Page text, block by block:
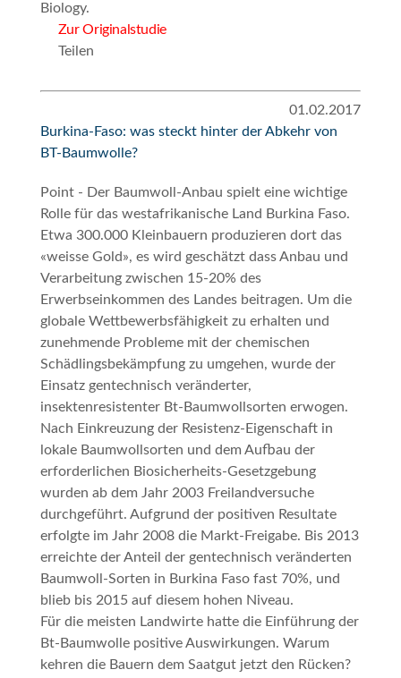
Biology.
Zur Originalstudie
Teilen
01.02.2017
Burkina-Faso: was steckt hinter der Abkehr von
BT-Baumwolle?
Point - Der Baumwoll-Anbau spielt eine wichtige
Rolle für das westafrikanische Land Burkina Faso.
Etwa 300.000 Kleinbauern produzieren dort das
«weisse Gold», es wird geschätzt dass Anbau und
Verarbeitung zwischen 15-20% des
Erwerbseinkommen des Landes beitragen. Um die
globale Wettbewerbsfähigkeit zu erhalten und
zunehmende Probleme mit der chemischen
Schädlingsbekämpfung zu umgehen, wurde der
Einsatz gentechnisch veränderter,
insektenresistenter Bt-Baumwollsorten erwogen.
Nach Einkreuzung der Resistenz-Eigenschaft in
lokale Baumwollsorten und dem Aufbau der
erforderlichen Biosicherheits-Gesetzgebung
wurden ab dem Jahr 2003 Freilandversuche
durchgeführt. Aufgrund der positiven Resultate
erfolgte im Jahr 2008 die Markt-Freigabe. Bis 2013
erreichte der Anteil der gentechnisch veränderten
Baumwoll-Sorten in Burkina Faso fast 70%, und
blieb bis 2015 auf diesem hohen Niveau.
Für die meisten Landwirte hatte die Einführung der
Bt-Baumwolle positive Auswirkungen. Warum
kehren die Bauern dem Saatgut jetzt den Rücken?